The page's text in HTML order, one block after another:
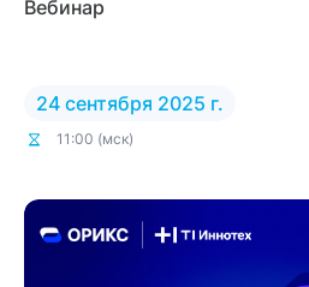
Вебинар
24 сентября 2025 г.
11:00 (мск)